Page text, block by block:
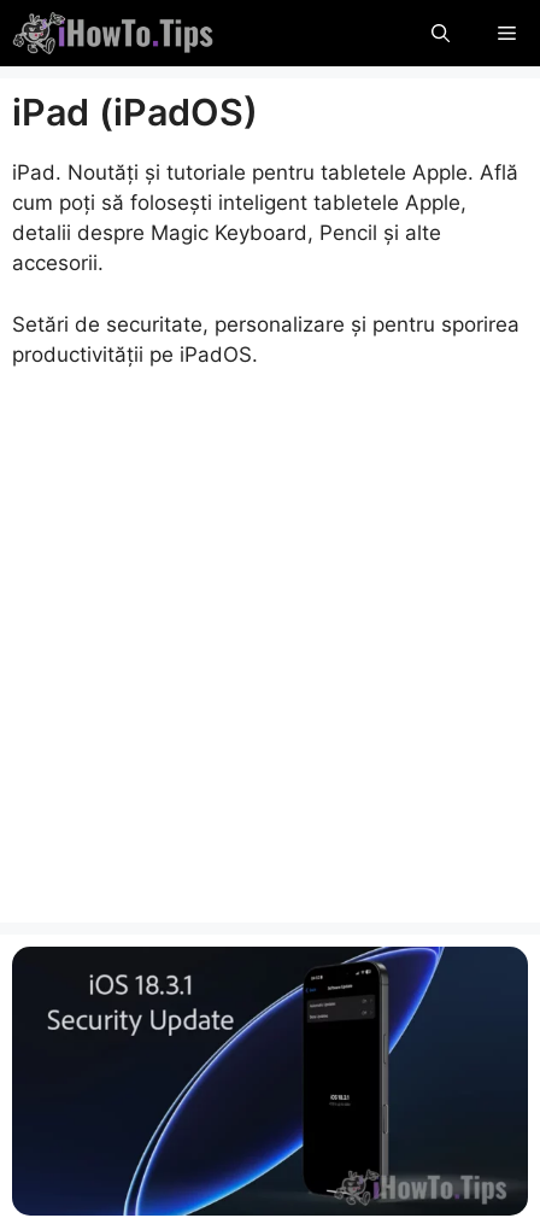
Sari
la
conținut
iPad (iPadOS)
iPad. Noutăți și tutoriale pentru tabletele Apple. Află
cum poți să folosești inteligent tabletele Apple,
detalii despre Magic Keyboard, Pencil și alte
accesorii.
Setări de securitate, personalizare și pentru sporirea
productivității pe iPadOS.